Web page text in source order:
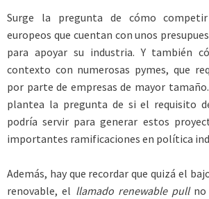
Surge la pregunta de cómo
europeos que cuentan con unos
para apoyar su industria. Y también
contexto con numerosas pymes, que
por parte de empresas de mayor
plantea la pregunta de si el requisito
podría servir para generar estos
importantes ramificaciones en política
Además, hay que recordar que quizá el
renovable, el llamado renewable pullno